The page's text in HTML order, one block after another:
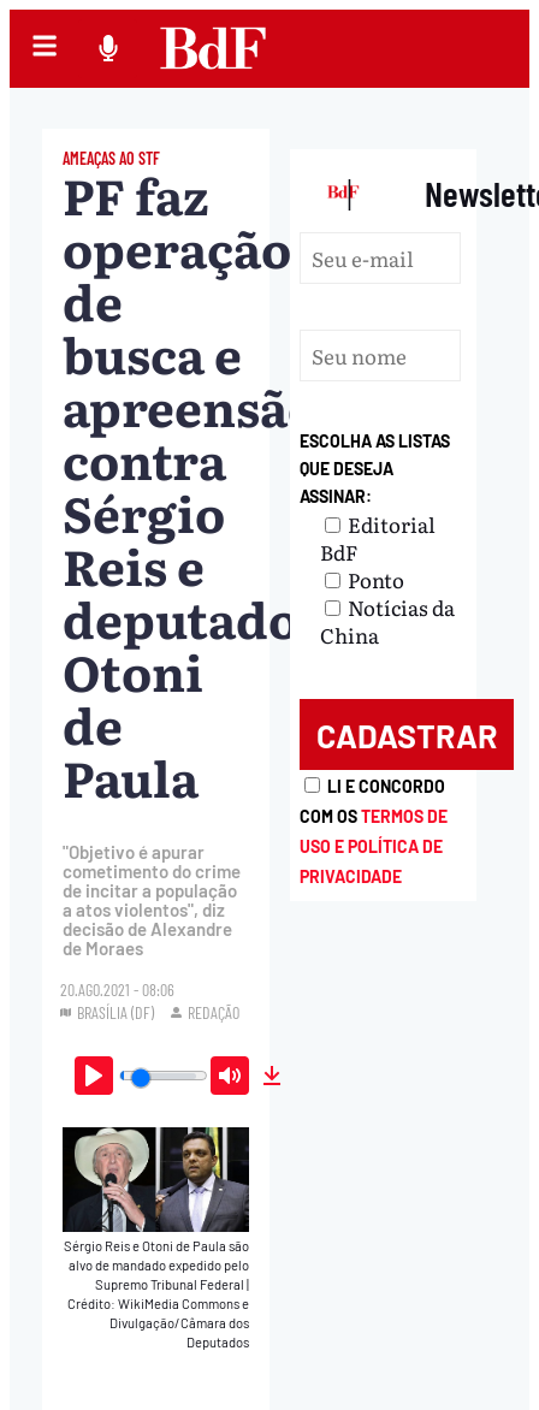
AMEAÇAS AO STF
PF faz
operação
de
busca e
apreensão
contra
Sérgio
Reis e
deputado
Otoni
de
Paula
"Objetivo é apurar
cometimento do crime
de incitar a população
a atos violentos", diz
decisão de Alexandre
de Moraes
20.AGO.2021 - 08:06
BRASÍLIA (DF)
REDAÇÃO
Play Mute
Sérgio Reis e Otoni de Paula são
alvo de mandado expedido pelo
Supremo Tribunal Federal
Crédito: WikiMedia Commons e
Divulgação/Câmara dos
Deputados
|
ESCOLHA AS LISTAS
QUE DESEJA
ASSINAR:
Editorial
BdF
Ponto
Notícias da
China
LI E CONCORDO
COM OSTERMOS DE
USO E POLÍTICA DE
PRIVACIDADE